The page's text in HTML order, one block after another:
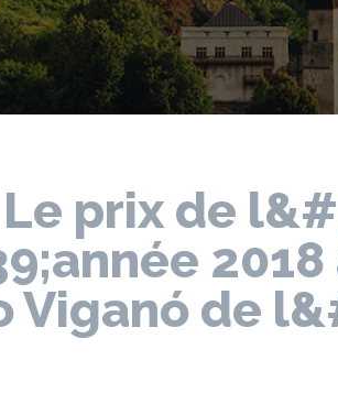
Le prix de
Viganó de